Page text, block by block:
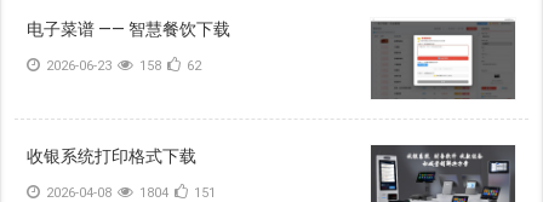
电子菜谱 —— 智慧餐饮下载
2026-06-23 158 62
收银系统打印格式下载
2026-04-08 1804 151